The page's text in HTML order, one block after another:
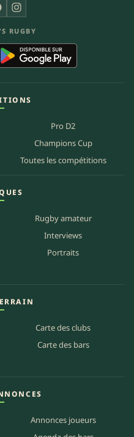
Instagram
RUGBY
Pro D2
Champions Cup
Toutes les compétitions
Rugby amateur
Interviews
Portraits
Carte des clubs
Carte des bars
Annonces joueurs